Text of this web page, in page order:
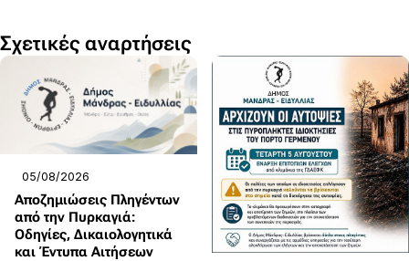
Σχετικές αναρτήσεις
05/08/2026
Αποζημιώσεις Πληγέντων
από την Πυρκαγιά:
Οδηγίες, Δικαιολογητικά
και Έντυπα Αιτήσεων